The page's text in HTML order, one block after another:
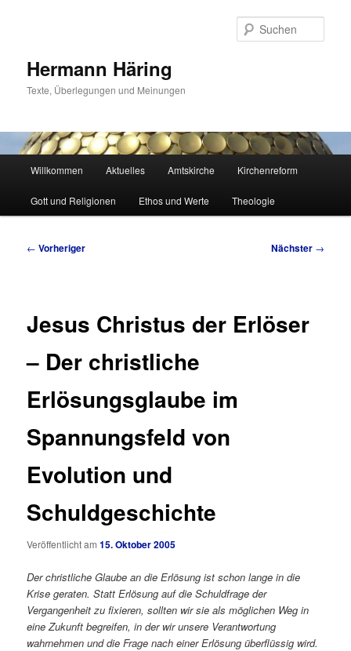
Hermann Häring
Texte, Überlegungen und Meinungen
Willkommen Aktuelles Amtskirche Kirchenreform
Gott und Religionen Ethos und Werte Theologie
Beitragsnavigation
← Vorheriger Nächster →
Jesus Christus der Erlöser
– Der christliche
Erlösungsglaube im
Spannungsfeld von
Evolution und
Schuldgeschichte
Veröffentlicht am15. Oktober 2005
Der christliche Glaube an die Erlösung ist schon lange in die
Krise geraten. Statt Erlösung auf die Schuldfrage der
Vergangenheit zu fixieren, sollten wir sie als möglichen Weg in
eine Zukunft begreifen, in der wir unsere Verantwortung
wahrnehmen und die Frage nach einer Erlösung überflüssig wird.